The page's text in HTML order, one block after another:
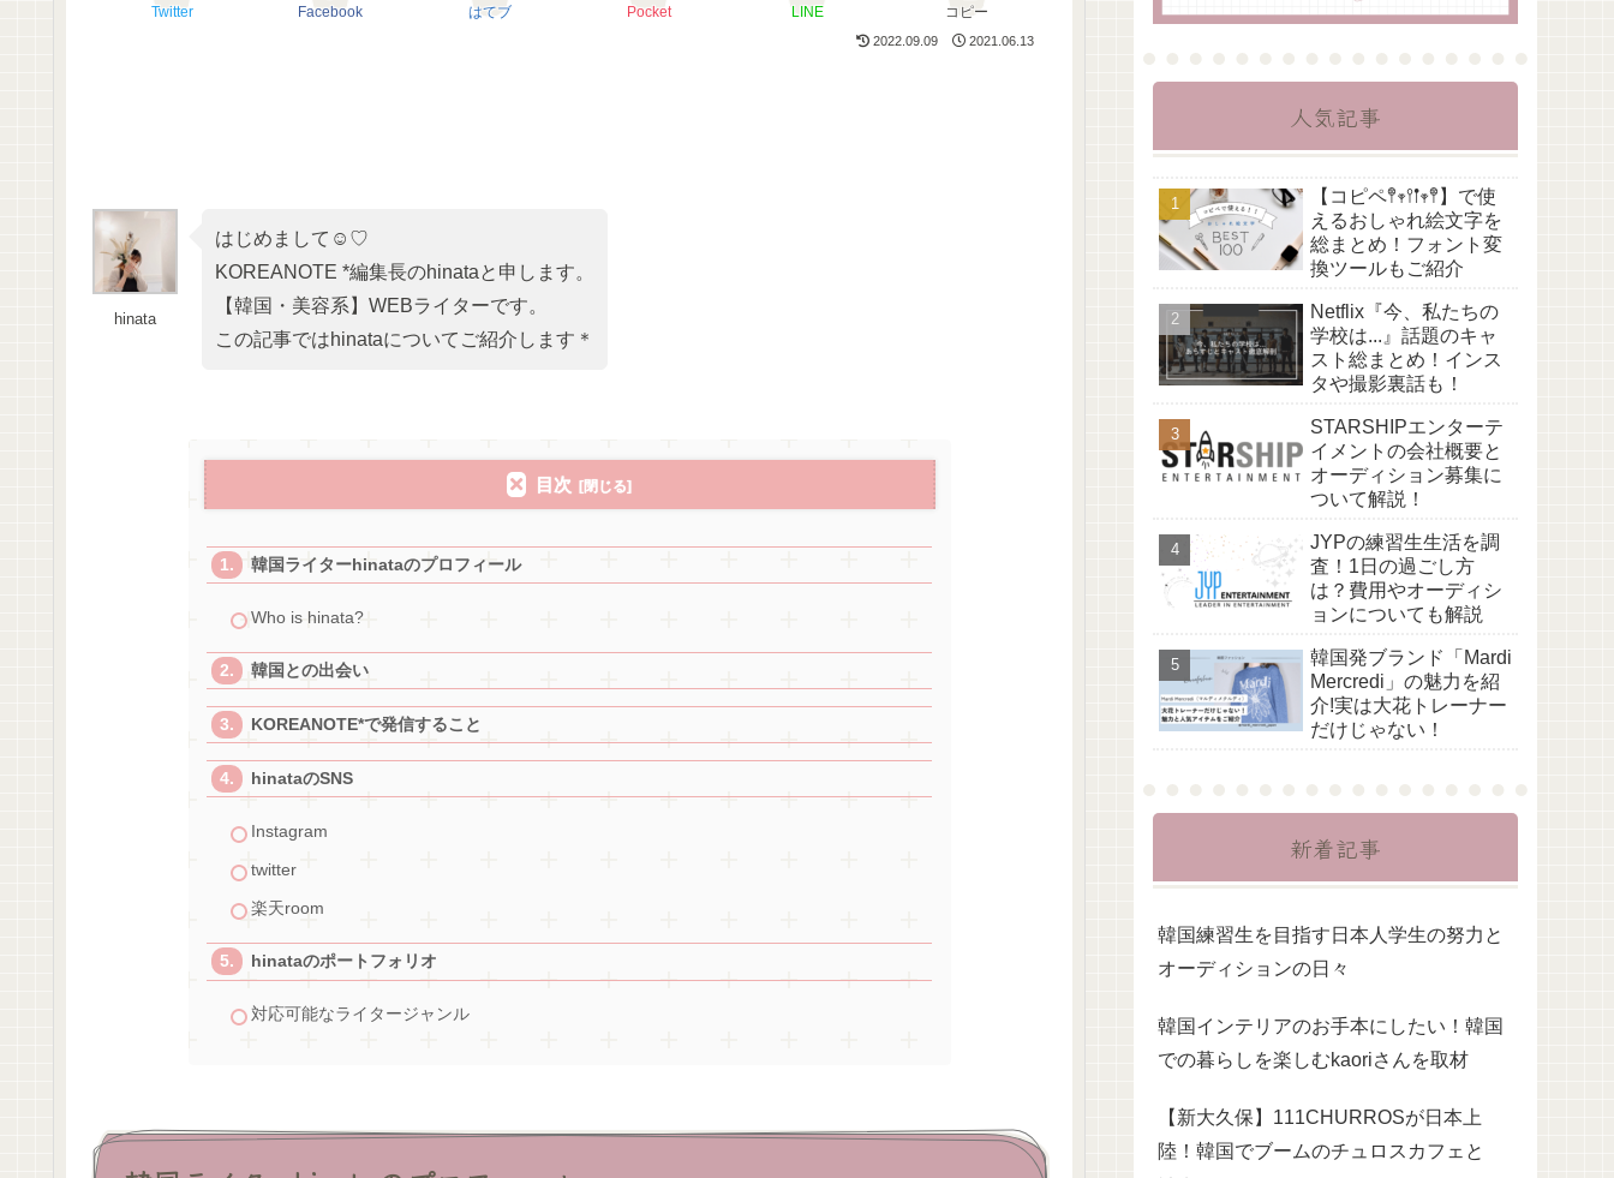
Twitter Facebook はてブ Pocket LINE コピー
2022.09.09 2021.06.13
hinata
はじめまして☺♡
KOREANOTE *編集長のhinataと申します。
【韓国・美容系】WEBライターです。
この記事ではhinataについてご紹介します＊
目次
韓国ライターhinataのプロフィール
Who is hinata?
韓国との出会い
KOREANOTE*で発信すること
hinataのSNS
Instagram
twitter
楽天room
hinataのポートフォリオ
対応可能なライタージャンル
人気記事
【コピペ𖤣𖥧𖥣𖡡𖥧𖤣】で使
えるおしゃれ絵文字を
総まとめ！フォント変
換ツールもご紹介
Netflix『今、私たちの
学校は...』話題のキャ
スト総まとめ！インス
タや撮影裏話も！
STARSHIPエンターテ
イメントの会社概要と
オーディション募集に
ついて解説！
JYPの練習生生活を調
査！1日の過ごし方
は？費用やオーディシ
ョンについても解説
韓国発ブランド「Mardi
Mercredi」の魅力を紹
介!実は大花トレーナー
だけじゃない！
新着記事
韓国練習生を目指す日本人学生の努力と
オーディションの日々
韓国インテリアのお手本にしたい！韓国
での暮らしを楽しむkaoriさんを取材
【新大久保】111CHURROSが日本上
陸！韓国でブームのチュロスカフェと